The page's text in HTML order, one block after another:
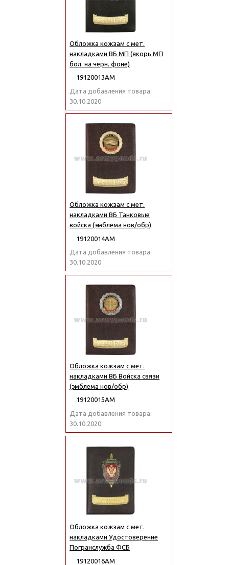
Обложка кожзам с мет.
накладками ВБ МП (якорь МП
бол. на черн. фоне)
19120013АМ
Дата добавления товара:
30.10.2020
Обложка кожзам с мет.
накладками ВБ Танковые
войска (эмблема нов/обр)
19120014АМ
Дата добавления товара:
30.10.2020
Обложка кожзам с мет.
накладками ВБ Войска связи
(эмблема нов/обр)
19120015АМ
Дата добавления товара:
30.10.2020
Обложка кожзам с мет.
накладками Удостоверение
Погранслужба ФСБ
19120016АМ